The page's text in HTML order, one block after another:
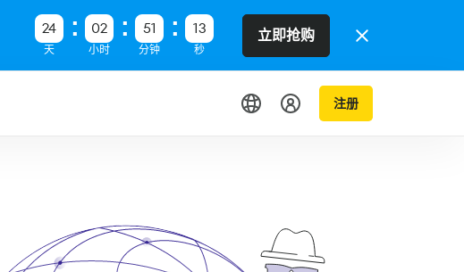
24
天
02
小时
51
分钟
12
秒
立即抢购
注册